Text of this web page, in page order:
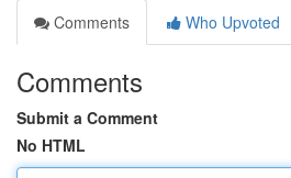
Comments
Who Upvoted
Comments
Submit a Comment
No HTML